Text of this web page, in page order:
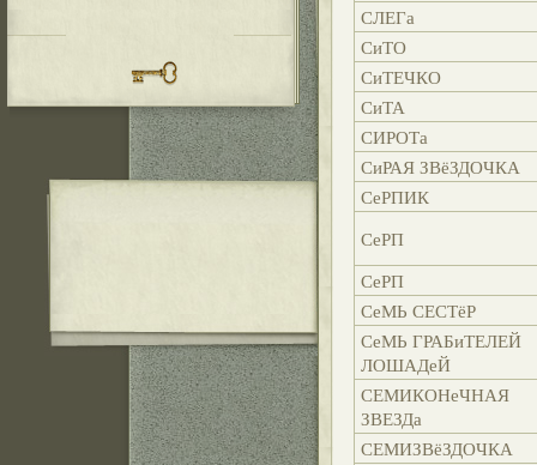
СЛЕГа
СиТО
СиТЕЧКО
СиТА
СИРОТа
СиРАЯ ЗВёЗДОЧКА
СеРПИК
СеРП
СеРП
СеМЬ СЕСТёР
СеМЬ ГРАБиТЕЛЕЙ
ЛОШАДеЙ
СЕМИКОНеЧНАЯ
ЗВЕЗДа
СЕМИЗВёЗДОЧКА